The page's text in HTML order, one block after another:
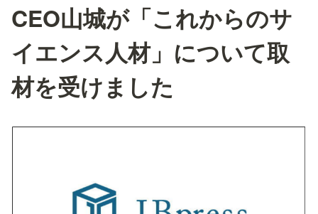
CEO山城が「これからのサ
イエンス人材」について取
材を受けました